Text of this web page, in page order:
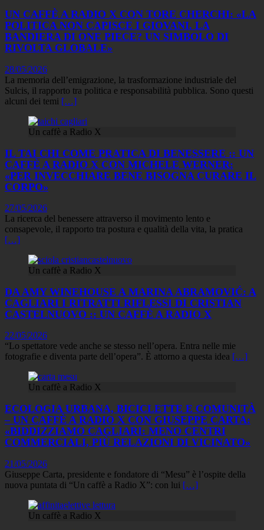
UN CAFFÈ A RADIO X CON TORE CHERCHI: «LA
POLITICA NON CAPISCE I GIOVANI. LA
BANDIERA DI ONE PIECE? UN SIMBOLO DI
RIVOLTA GLOBALE»
28/05/2026
La memoria dell’emigrazione, la trasformazione industriale del
Sulcis, il rapporto tra politica e responsabilità pubblica. Sono questi
alcuni dei temi […]
Un caffè a Radio X
IL TAI CHI COME PRATICA DI BENESSERE :: UN
CAFFÈ A RADIO X CON MICHELE WERNER:
«PER INVECCHIARE BENE BISOGNA CURARE IL
CORPO»
27/05/2026
La ricerca del benessere attraverso il movimento lento e
consapevole, il rapporto tra postura e qualità della vita, la pratica
[…]
Un caffè a Radio X
DA AMY WINEHOUSE A MARINA ABRAMOVIĆ: A
CAGLIARI I RITRATTI RIFLESSI DI CRISTIAN
CASTELNUOVO :: UN CAFFÈ A RADIO X
22/05/2026
“Lo spettatore vede anche se stesso nell’opera. Entra nelle mie
fotografie e diventa parte dell’opera”. È attorno a questa idea […]
Un caffè a Radio X
ECOLOGIA URBANA, BICICLETTE E COMUNITÀ
– UN CAFFÈ A RADIO X CON GIUSEPPE CARTA:
«BIDDIZZIAMO CAGLIARI: MENO CENTRI
COMMERCIALI, PIÙ RELAZIONI DI VICINATO»
21/05/2026
Giuseppe Carta, presidente e fondatore di “Mesu” è l’ospite della
nuova puntata di “Un caffè a Radio X”: con lui […]
Un caffè a Radio X